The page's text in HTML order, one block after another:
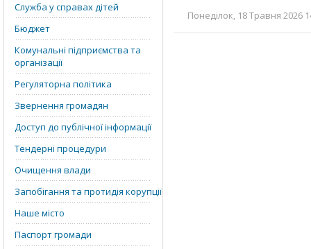
Служба у справах дітей
Бюджет
Комунальні підприємства та
організації
Регуляторна політика
Звернення громадян
Доступ до публічної інформації
Тендерні процедури
Очищення влади
Запобігання та протидія корупції
Наше місто
Паспорт громади
Понеділок, 18 Травня 2026